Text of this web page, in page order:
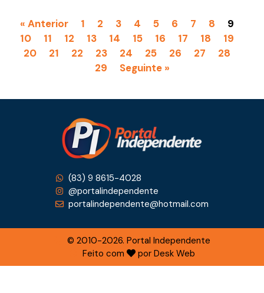
« Anterior 1 2 3 4 5 6 7 8
9
10
11 12 13 14 15 16 17 18
19
20
21 22 23 24 25 26 27
28
29
Seguinte »
(83) 9 8615-4028
@portalindependente
portalindependente@hotmail.com
© 2010-2026. Portal Independente
Feito com
por Desk Web